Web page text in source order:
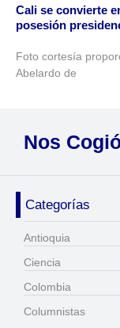
Cali se convierte
posesión
Foto cortesía
Abelardo de
Nos
Categorías
Antioquia
Ciencia
Colombia
Columnistas